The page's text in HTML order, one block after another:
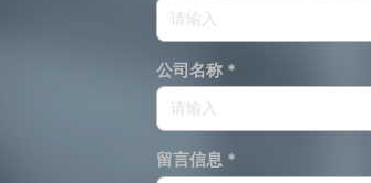
公司名称 *
留言信息 *